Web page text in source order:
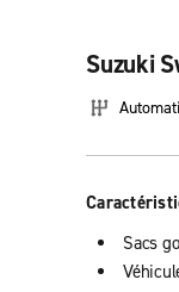
Suzuki
Sacs